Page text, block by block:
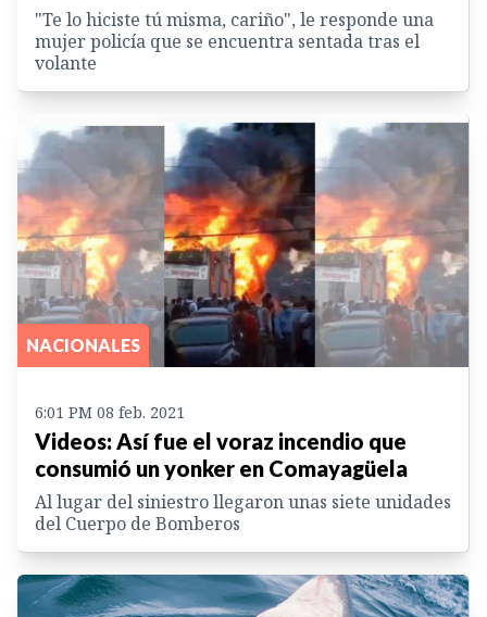
"Te lo hiciste tú misma, cariño", le responde una
mujer policía que se encuentra sentada tras el
volante
NACIONALES
6:01 PM 08 feb. 2021
Videos: Así fue el voraz incendio que
consumió un yonker en Comayagüela
Al lugar del siniestro llegaron unas siete unidades
del Cuerpo de Bomberos